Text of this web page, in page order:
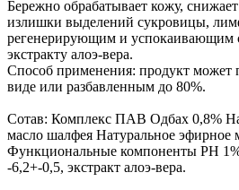
Бережно обрабатывает кожу,
излишки выделений сукровицы,
регенерирующим и успокаивающим
экстракту алоэ-вера.
Способ применения: продукт может
виде или разбавленным до 80%.
Сотав: Комплекс ПАВ Одбах 0,8%
масло шалфея Натуральное эфирное
Функциональные компоненты РН 1%
-6,2+-0,5, экстракт алоэ-вера.